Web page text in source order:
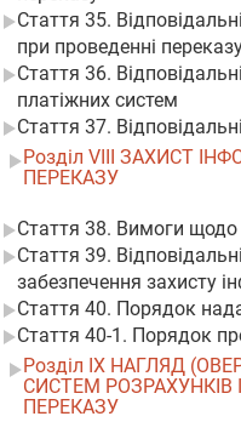
Стаття 35.
при проведенні
Стаття 36.
платіжних систем
Стаття 37.
Розділ VIII ЗАХИСТ
ПЕРЕКАЗУ
Стаття 38. Вимоги щодо
Стаття 39.
забезпечення захисту
Стаття 40. Порядок
Стаття 40-1. Порядок
Розділ IX НАГЛЯД
СИСТЕМ
ПЕРЕКАЗУ